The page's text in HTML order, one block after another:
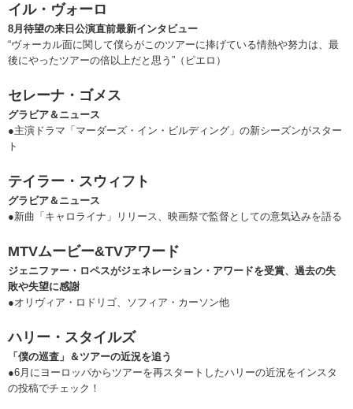
イル・ヴォーロ
8月待望の来日公演直前最新インタビュー
“ヴォーカル面に関して僕らがこのツアーに捧げている情熱や努力は、最
後にやったツアーの倍以上だと思う”（ピエロ）
セレーナ・ゴメス
グラビア＆ニュース
●主演ドラマ「マーダーズ・イン・ビルディング」の新シーズンがスター
ト
テイラー・スウィフト
グラビア＆ニュース
●新曲「キャロライナ」リリース、映画祭で監督としての意気込みを語る
MTVムービー&TVアワード
ジェニファー・ロペスがジェネレーション・アワードを受賞、過去の失
敗や失望に感謝
●オリヴィア・ロドリゴ、ソフィア・カーソン他
ハリー・スタイルズ
「僕の巡査」＆ツアーの近況を追う
●6月にヨーロッパからツアーを再スタートしたハリーの近況をインスタ
の投稿でチェック！